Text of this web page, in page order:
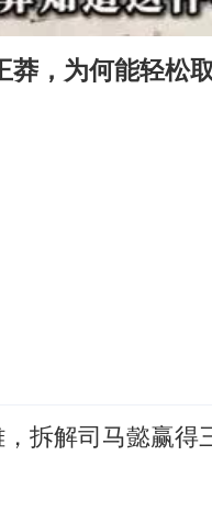
日申购
本智和
山21年活得像野人
来
莽，为何能轻松
拆解司马懿赢得